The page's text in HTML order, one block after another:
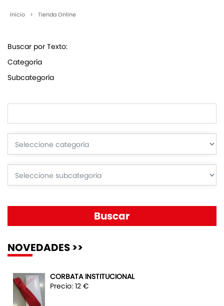
Inicio > Tienda Online
Buscar por Texto:
Categoría
Subcategoría
NOVEDADES >>
CORBATA INSTITUCIONAL
Precio: 12 €